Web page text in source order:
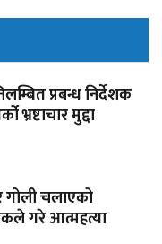
प्रबन्ध निर्देशक
भ्रष्टाचार मुद्दा
गोली चलाएको
गरे आत्महत्या